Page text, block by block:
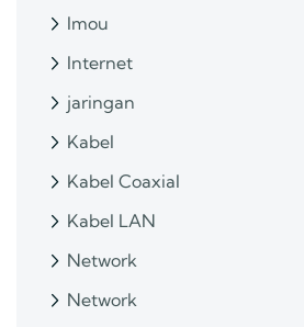
Imou
Internet
jaringan
Kabel
Kabel Coaxial
Kabel LAN
Network
Network